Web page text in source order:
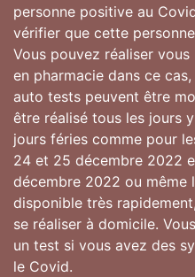
personne positive au
vérifier que cette
Vous pouvez réaliser
en pharmacie dans ce
auto tests peuvent être
être réalisé tous les jours
jours féries comme pour
24 et 25 décembre 2022
décembre 2022 ou même
disponible très
se réaliser à domicile.
un test si vous avez des
le Covid.